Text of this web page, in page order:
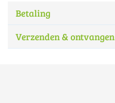
Betaling
Verzenden & ontvangen